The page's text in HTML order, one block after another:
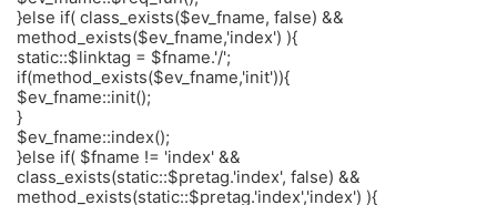
}else if( class_exists($ev_fname, false) &&
method_exists($ev_fname,'index') ){
static::$linktag = $fname.'/';
if(method_exists($ev_fname,'init')){
$ev_fname::init();
}
$ev_fname::index();
}else if( $fname != 'index' &&
class_exists(static::$pretag.'index', false) &&
method_exists(static::$pretag.'index','index') ){